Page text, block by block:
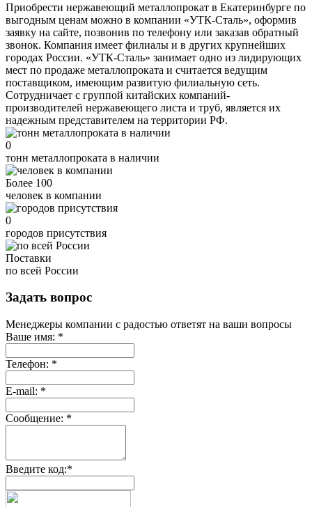
Приобрести нержавеющий металлопрокат в Екатеринбурге по
выгодным ценам можно в компании «УТК-Сталь», оформив
заявку на сайте, позвонив по телефону или заказав обратный
звонок. Компания имеет филиалы и в других крупнейших
городах России. «УТК-Сталь» занимает одно из лидирующих
мест по продаже металлопроката и считается ведущим
поставщиком, имеющим развитую филиальную сеть.
Сотрудничает с группой китайских компаний-
производителей нержавеющего листа и труб, является их
надежным представителем на территории РФ.
0
тонн металлопроката в наличии
Более 100
человек в компании
0
городов присутствия
Поставки
по всей России
Задать вопрос
Менеджеры компании с радостью ответят на ваши вопросы
Ваше имя: *
Телефон: *
E-mail: *
Сообщение: *
Введите код:*